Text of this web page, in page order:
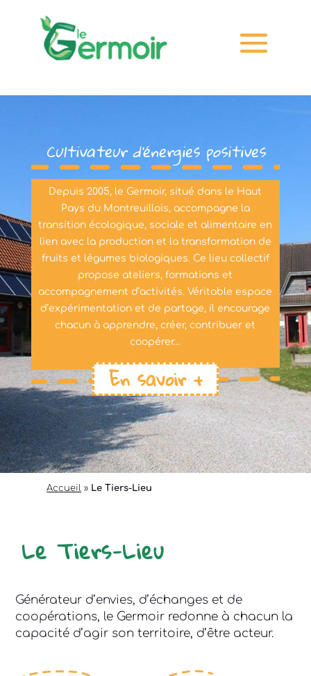
Cultivateur d’énergies positives
Depuis 2005, le Germoir, situé dans le Haut
Pays du Montreuillois, accompagne la
transition écologique, sociale et alimentaire en
lien avec la production et la transformation de
fruits et légumes biologiques. Ce lieu collectif
propose ateliers, formations et
accompagnement d’activités. Véritable espace
d’expérimentation et de partage, il encourage
chacun à apprendre, créer, contribuer et
coopérer…
En savoir +
Accueil » Le Tiers-Lieu
Le Tiers-Lieu
Générateur d’envies, d’échanges et de
coopérations, le Germoir redonne à chacun la
capacité d’agir son territoire, d’être acteur.